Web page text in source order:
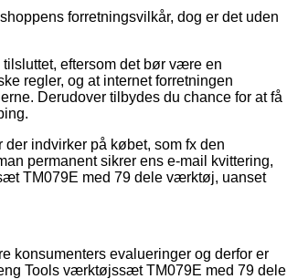
forretningsvilkår, dog er det uden
eftersom det bør være en
regler, og at internet forretningen
Derudover tilbydes du chance for at få
indvirker på købet, som fx den
permanent sikrer ens e-mail kvittering,
TM079E med 79 dele værktøj, uanset
konsumenters evalueringer og derfor er
Tools værktøjssæt TM079E med 79 dele